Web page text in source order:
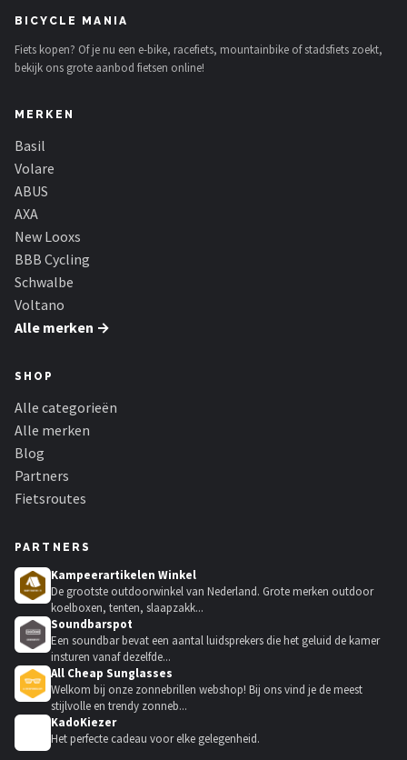
BICYCLE MANIA
Fiets kopen? Of je nu een e-bike, racefiets, mountainbike of stadsfiets zoekt,
bekijk ons grote aanbod fietsen online!
MERKEN
Basil
Volare
ABUS
AXA
New Looxs
BBB Cycling
Schwalbe
Voltano
Alle merken →
SHOP
Alle categorieën
Alle merken
Blog
Partners
Fietsroutes
PARTNERS
Kampeerartikelen Winkel
De grootste outdoorwinkel van Nederland. Grote merken outdoor
koelboxen, tenten, slaapzakk...
Soundbarspot
Een soundbar bevat een aantal luidsprekers die het geluid de kamer
insturen vanaf dezelfde...
All Cheap Sunglasses
Welkom bij onze zonnebrillen webshop! Bij ons vind je de meest
stijlvolle en trendy zonneb...
KadoKiezer
Het perfecte cadeau voor elke gelegenheid.